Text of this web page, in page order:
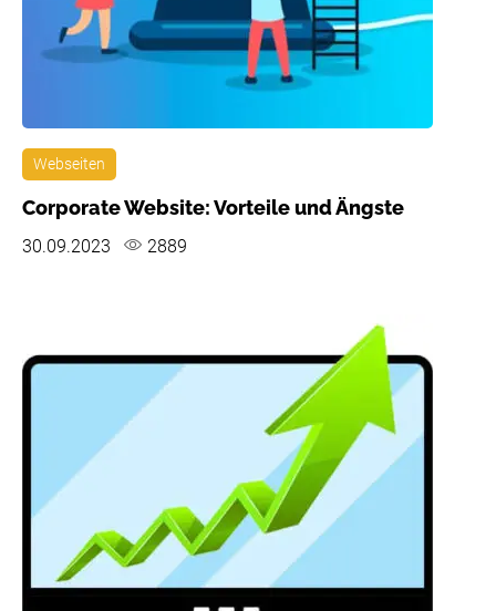
Webseiten
Corporate Website: Vorteile und Ängste
30.09.2023 2889